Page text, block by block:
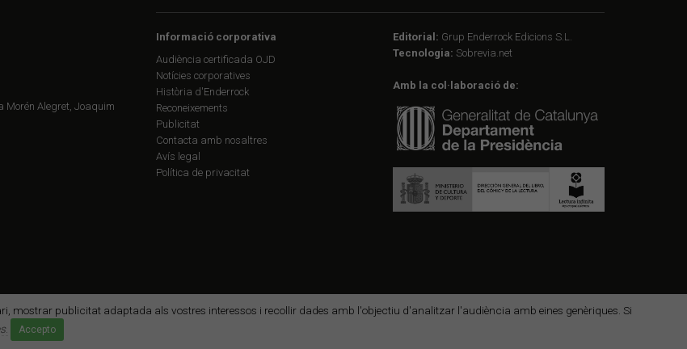
mostrar publicitat adaptada als vostres interessos i recollir dades amb l'objectiu d'analitzar l'audiència amb eines genèriques. Si
. Accepto
Morén Alegret, Joaquim
Informació corporativa
Audiència certificada OJD
Notícies corporatives
Història d'Enderrock
Reconeixements
Publicitat
Contacta amb nosaltres
Avís legal
Política de privacitat
Editorial: Grup Enderrock Edicions S.L.
Tecnologia: Sobrevia.net
Amb la col·laboració de: